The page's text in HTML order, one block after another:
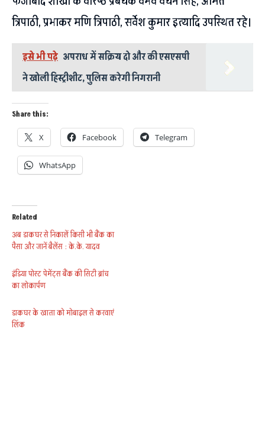
त्रिपाठी, प्रभाकर मणि त्रिपाठी, सर्वेश कुमार इत्यादि उपस्थित रहे।
इसे भी पढ़े अपराध में सक्रिय दो और की एसएसपी
ने खोली हिस्ट्रीशीट, पुलिस करेगी निगरानी
Share this:
X Facebook Telegram
WhatsApp
Related
अब डाकघर से निकालें किसी भी बैंक का
पैसा और जानें बैलेंस : के.के. यादव
इंडिया पोस्ट पेमेंट्स बैंक की सिटी ब्रांच
का लोकार्पण
डाकघर के खाता को मोबाइल से करवाएं
लिंक